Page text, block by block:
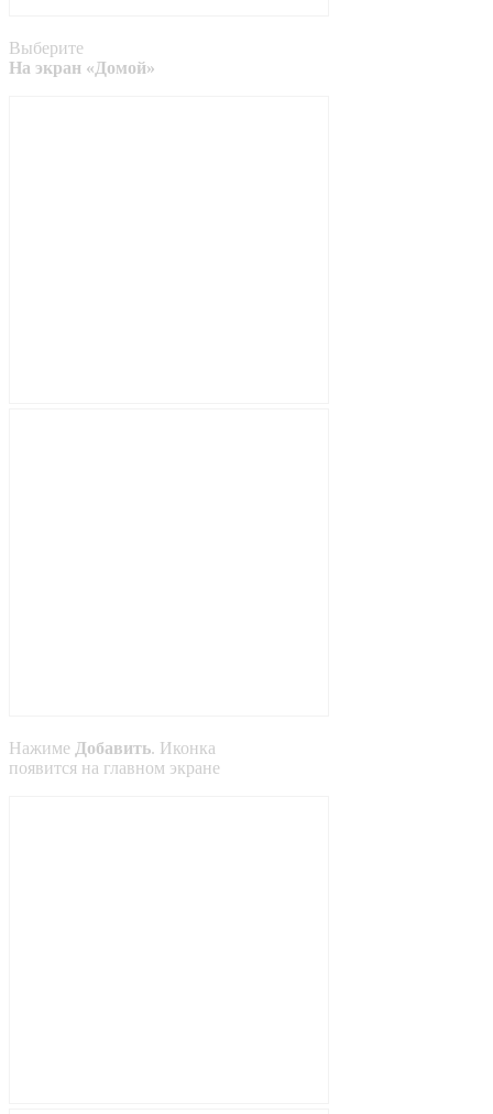
Выберите
На экран «Домой»
Нажиме Добавить. Иконка
появится на главном экране